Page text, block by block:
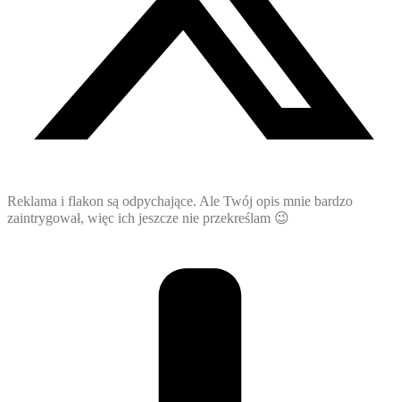
Reklama i flakon są odpychające. Ale Twój opis mnie bardzo
zaintrygował, więc ich jeszcze nie przekreślam 😉